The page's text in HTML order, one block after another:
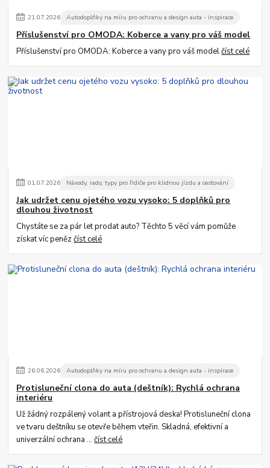
21.07.2026 Autodoplňky na míru pro ochranu a design auta - inspirace
Příslušenství pro OMODA: Koberce a vany pro váš model
Příslušenství pro OMODA: Koberce a vany pro váš modelčíst celé
01.07.2026 Návody, rady, typy pro řidiče pro klidnou jízdu a cestování
Jak udržet cenu ojetého vozu vysoko: 5 doplňků pro
dlouhou životnost
Chystáte se za pár let prodat auto? Těchto 5 věcí vám pomůže
získat víc penězčíst celé
26.06.2026 Autodoplňky na míru pro ochranu a design auta - inspirace
Protisluneční clona do auta (deštník): Rychlá ochrana
interiéru
Už žádný rozpálený volant a přístrojová deska! Protisluneční clona
ve tvaru deštníku se otevře během vteřin. Skladná, efektivní a
univerzální ochrana ...číst celé